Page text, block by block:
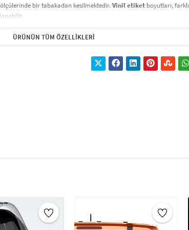
bir tabakadan kesilmektedir.Vinil etiket boyutları, farklı
uzun ömürlü kullanım sağlar. Vinil malzeme, suya ve
ile özenle paketlenmiştir. Ürün, bu kağıt sayesinde kolayca
kullanım sağlar. Bu nedenledış mekan sticker’larıiçin
koşullarına karşı dirençlidir. Bu stickerlar, araç sahiplerine araçlarını
Özellikle reklam, logo tanıtımı, spor takımı renkleri, özel
gibi amaçlarla kullanılabilirler.
ÜRÜNÜN TÜM ÖZELLIKLERI